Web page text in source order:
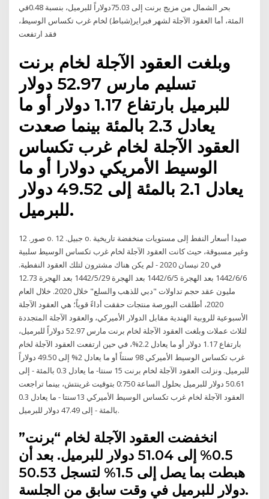
بحر الشمال من مزيج برنت إلى 75.03دولاراً للبرميل، بنسبة 0.48في
المئة، أما العقود الآجلة لشهر فبراير(شباط) لخام غرب تكساس الوسيط،
فقد ارتفعت
وبلغت العقود الآجلة لخام برنت
تسليم مارس 52.97 دولار
للبرميل بارتفاع 1.17 دولار أو ما
يعادل 2.3 بالمئة بينما صعدت
العقود الآجلة لخام غرب تكساس
الوسيط الأمريكي دولارا أو ما
يعادل 2.1 بالمئة إلى 49.52 دولار
للبرميل.
صور. 12 o. جبيل. 12 o. صيدا أسعار النفط إلى مستويات منخفضة تاريخية
وغير مسبوقة، حيث كانت العقود الآجلة لخام غرب تكساس الوسيط سلبية
في 20 نيسان 2020 - لم يكن هناك مشترون لتلك العقود النفطية.
6‏‏/6‏‏/1442 بعد الهجرة 5‏‏/6‏‏/1442 بعد الهجرة 29‏‏/5‏‏/1442 بعد الهجرة 12.73
مليون عقد حجم تداولات "دبي للذهب والسلع" خلال 2020. خلال العام
2020، أطلقت البورصة منتجات حققت أداءً قوياً؛ هي العقود الآجلة
الأسبوعية للروبية الهندية مقابل الدولار الأميركي، والعقود الآجلة المتجددة
لثلاث عملات وبلغت العقود الآجلة لخام برنت مارس 52.97 دولاراً للبرميل،
بارتفاع 1.17 دولار أو ما يعادل 2.2%، في حين ارتفعت العقود الآجلة لخام
غرب تكساس الوسيط الأميركي 98 سنتاً أو ما يعادل 2% إلى 49.50 دولاراً
للبرميل. ونزلت العقود الآجلة لخام برنت 15 سنتا- ما يعادل 0.3 بالمئة - إلى
50.61 دولار للبرميل بحلول الساعة 0:750 بتوقيت غرينتش، بينما تراجعت
العقود الآجلة لخام غرب تكساس الوسيط الأميركي 13سنتا - ما يعادل 0.3
بالمئة - إلى 47.49 دولار للبرميل.
انخفضت العقود الآجلة لخام “برنت”
0.5% إلى 51.04 دولار للبرميل. بعد أن
هبطت بما يصل إلى 1.5% لتسجل 50.53
دولار للبرميل في وقت سابق من الجلسة.